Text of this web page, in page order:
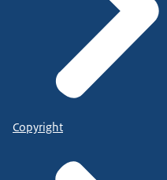
Copyright